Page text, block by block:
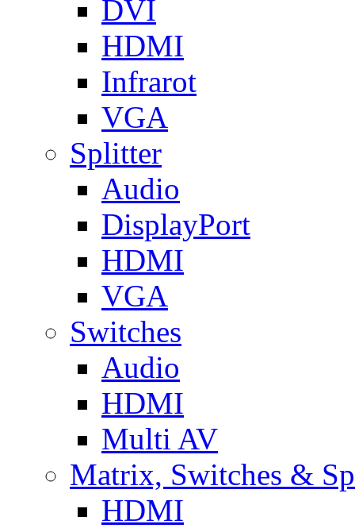
DVI
HDMI
Infrarot
VGA
Splitter
Audio
DisplayPort
HDMI
VGA
Switches
Audio
HDMI
Multi AV
Matrix, Switches &
HDMI